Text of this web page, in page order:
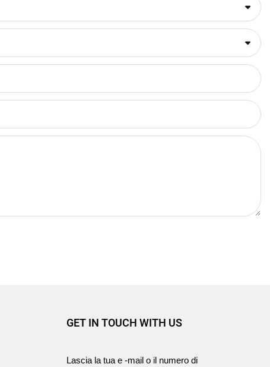
GET IN TOUCH WITH US
Lascia la tua e -mail o il numero di